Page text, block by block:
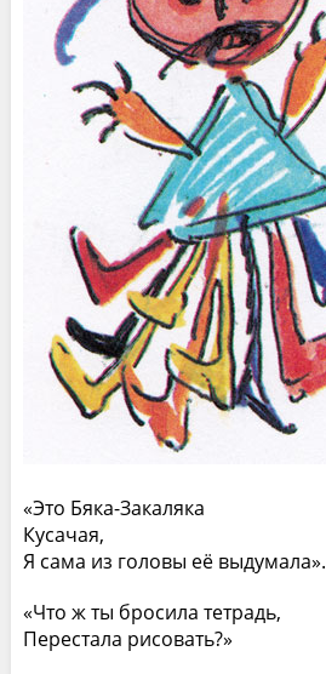
«Это Бяка-Закаляка
Кусачая,
Я сама из головы её выдумала».
«Что ж ты бросила тетрадь,
Перестала рисовать?»